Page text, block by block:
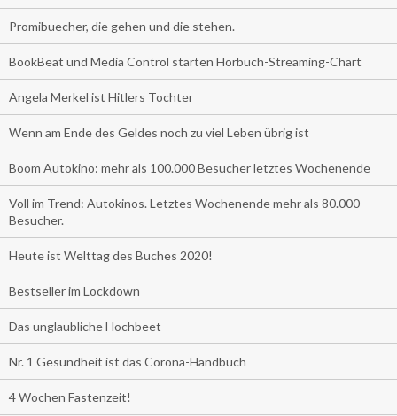
Promibuecher, die gehen und die stehen.
BookBeat und Media Control starten Hörbuch-Streaming-Chart
Angela Merkel ist Hitlers Tochter
Wenn am Ende des Geldes noch zu viel Leben übrig ist
Boom Autokino: mehr als 100.000 Besucher letztes Wochenende
Voll im Trend: Autokinos. Letztes Wochenende mehr als 80.000
Besucher.
Heute ist Welttag des Buches 2020!
Bestseller im Lockdown
Das unglaubliche Hochbeet
Nr. 1 Gesundheit ist das Corona-Handbuch
4 Wochen Fastenzeit!